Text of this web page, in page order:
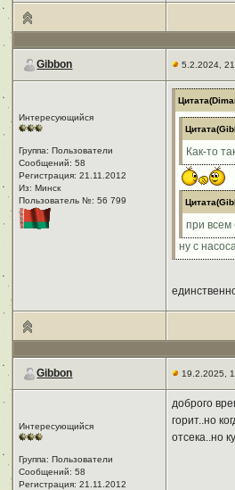
Gibbon 5.2.2024,
Интересующийся
Группа: Пользователи
Сообщений: 58
Регистрация: 21.11.2012
Из: Минск
Пользователь №: 56 799
Как-то
при всем
ну с
Gibbon 19.2.2025,
Интересующийся
Группа: Пользователи
Сообщений: 58
Регистрация: 21.11.2012
доброго
горит..но
отсека..но